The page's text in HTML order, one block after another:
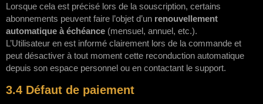
Lorsque cela est précisé lors de la souscription, certains
abonnements peuvent faire l’objet d’un renouvellement
automatique à échéance (mensuel, annuel, etc.).
L’Utilisateur en est informé clairement lors de la commande et
peut désactiver à tout moment cette reconduction automatique
depuis son espace personnel ou en contactant le support.
3.4 Défaut de paiement